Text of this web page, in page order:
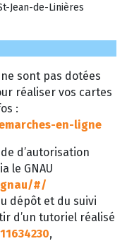
Jean-de-Linières
sont pas dotées
réaliser vos cartes
:
en-ligne
d’autorisation
le GNAU
#/
dépôt et du suivi
d’un tutoriel réalisé
,